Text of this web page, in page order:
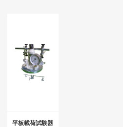
平板載荷試験器